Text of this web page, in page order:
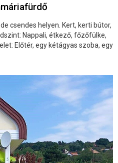
csendes helyen. Kert, kerti bútor,
Nappali, étkező, főzőfülke,
Előtér, egy kétágyas szoba, egy